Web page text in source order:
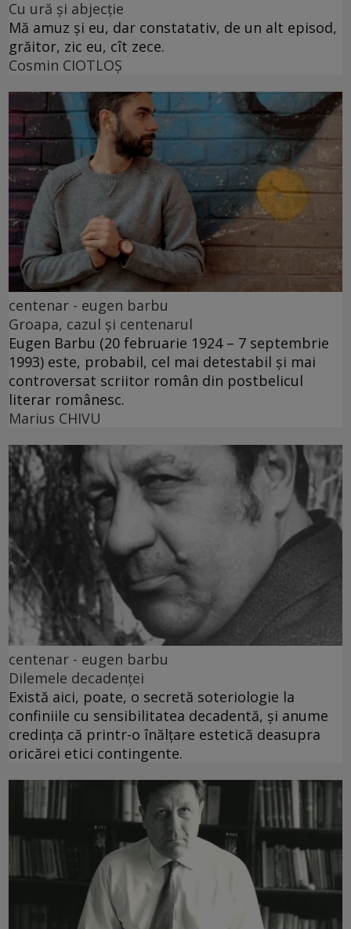
Cu ură și abjecție
Mă amuz și eu, dar constatativ, de un alt episod,
grăitor, zic eu, cît zece.
Cosmin CIOTLOŞ
centenar - eugen barbu
Groapa, cazul și centenarul
Eugen Barbu (20 februarie 1924 – 7 septembrie
1993) este, probabil, cel mai detestabil și mai
controversat scriitor român din postbelicul
literar românesc.
Marius CHIVU
centenar - eugen barbu
Dilemele decadenței
Există aici, poate, o secretă soteriologie la
confiniile cu sensibilitatea decadentă, și anume
credința că printr-o înălțare estetică deasupra
oricărei etici contingente.